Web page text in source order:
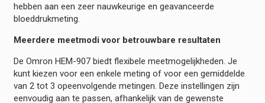
hebben aan een zeer nauwkeurige en geavanceerde
bloeddrukmeting.
Meerdere meetmodi voor betrouwbare resultaten
De Omron HEM-907 biedt flexibele meetmogelijkheden. Je
kunt kiezen voor een enkele meting of voor een gemiddelde
van 2 tot 3 opeenvolgende metingen. Deze instellingen zijn
eenvoudig aan te passen, afhankelijk van de gewenste